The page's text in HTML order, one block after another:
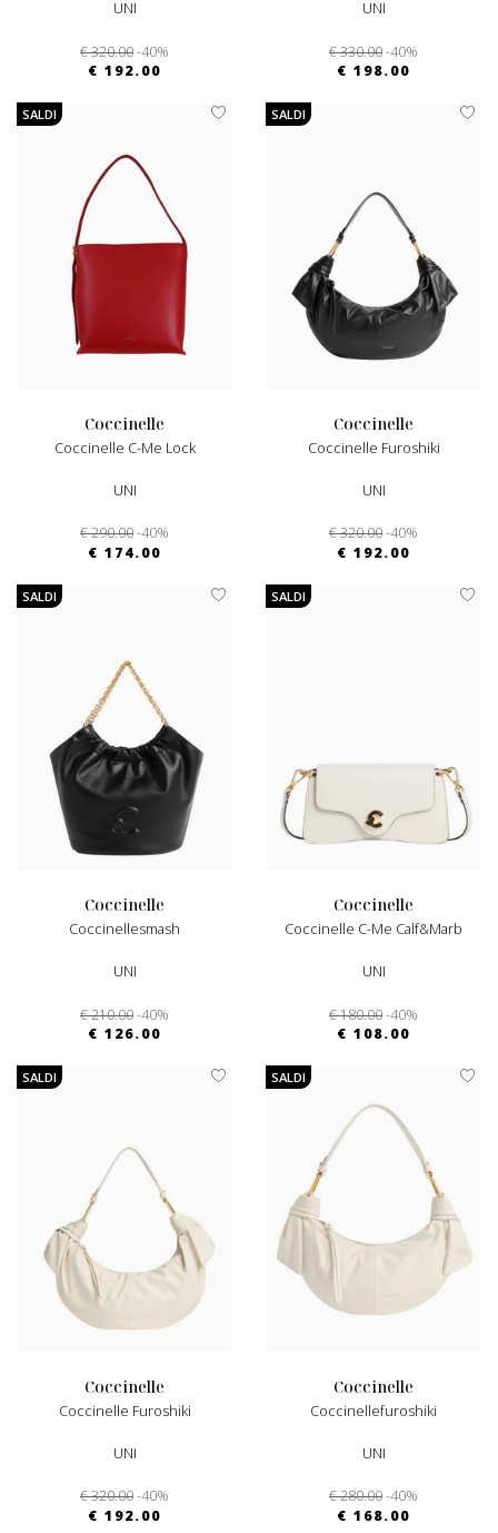
UNI
€ 320.00-40%
€ 192.00
UNI
€ 330.00-40%
€ 198.00
SALDI
coccinelle
Coccinelle C-Me Lock
UNI
€ 290.00-40%
€ 174.00
SALDI
coccinelle
Coccinelle Furoshiki
UNI
€ 320.00-40%
€ 192.00
SALDI
coccinelle
Coccinellesmash
UNI
€ 210.00-40%
€ 126.00
SALDI
coccinelle
Coccinelle C-Me Calf&marb
UNI
€ 180.00-40%
€ 108.00
SALDI
coccinelle
Coccinelle Furoshiki
UNI
€ 320.00-40%
€ 192.00
SALDI
coccinelle
Coccinellefuroshiki
UNI
€ 280.00-40%
€ 168.00